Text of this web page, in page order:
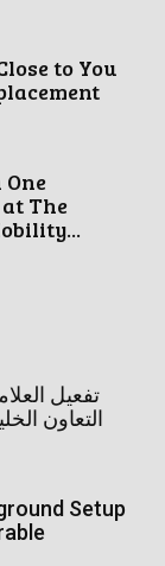
to You
The
تفعيل
التعاون
Setup